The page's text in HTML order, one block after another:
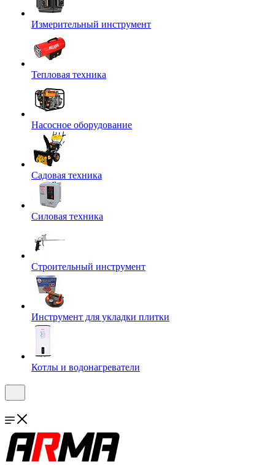
Измерительный инструмент
Тепловая техника
Насосное оборудование
Садовая техника
Силовая техника
Строительный инструмент
Инструмент для укладки плитки
Котлы и водонагреватели